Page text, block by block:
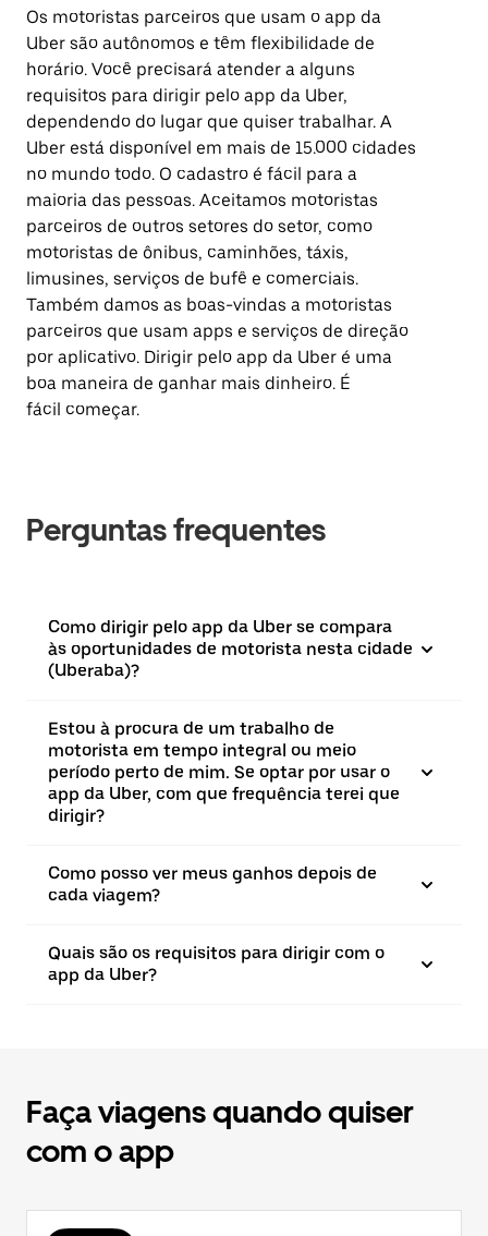
Os motoristas parceiros que usam o app da
Uber são autônomos e têm flexibilidade de
horário. Você precisará atender a alguns
requisitos para dirigir pelo app da Uber,
dependendo do lugar que quiser trabalhar. A
Uber está disponível em mais de 15.000 cidades
no mundo todo. O cadastro é fácil para a
maioria das pessoas. Aceitamos motoristas
parceiros de outros setores do setor, como
motoristas de ônibus, caminhões, táxis,
limusines, serviços de bufê e comerciais.
Também damos as boas-vindas a motoristas
parceiros que usam apps e serviços de direção
por aplicativo. Dirigir pelo app da Uber é uma
boa maneira de ganhar mais dinheiro. É
fácil começar.
Perguntas frequentes
Como dirigir pelo app da Uber se compara
às oportunidades de motorista nesta cidade
(Uberaba)?
Estou à procura de um trabalho de
motorista em tempo integral ou meio
período perto de mim. Se optar por usar o
app da Uber, com que frequência terei que
dirigir?
Como posso ver meus ganhos depois de
cada viagem?
Quais são os requisitos para dirigir com o
app da Uber?
Faça viagens quando quiser
com o app